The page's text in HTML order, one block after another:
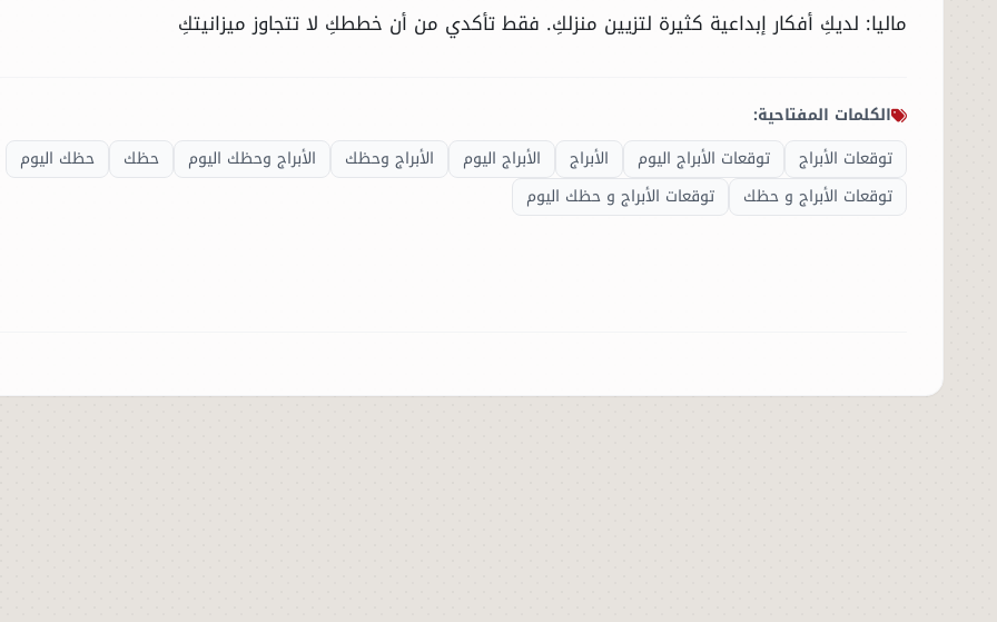
ماليا: لديكِ أفكار إبداعية كثيرة لتزيين منزلكِ. فقط تأكدي من أن خططكِ لا تتجاوز ميزانيتكِ
الكلمات المفتاحية:
توقعات الأبراج
توقعات الأبراج اليوم الأبراج الأبراج اليوم الأبراج وحظك الأبراج وحظك اليوم حظك
حظك اليوم
توقعات الأبراج و حظك
توقعات الأبراج و حظك اليوم